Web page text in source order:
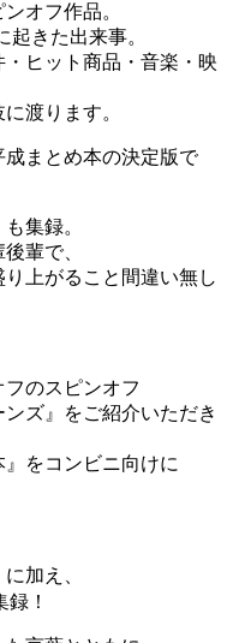
オフ作品。
起きた出来事。
ヒット商品・音楽・映
渡ります。
まとめ本の決定版で
集録。
輩で、
り上がること間違い無し
のスピンオフ
ンズ』をご紹介いただき
をコンビニ向けに
加え、
！